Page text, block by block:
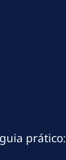
prático: